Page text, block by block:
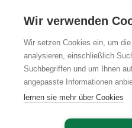
KARRIERE
AGB
Wir verwenden
Wir setzen Cookies ein, um
analysieren, einschließlich
Suchbegriffen und um Ihnen
angepasste Informationen
lernen sie mehr über Cookies